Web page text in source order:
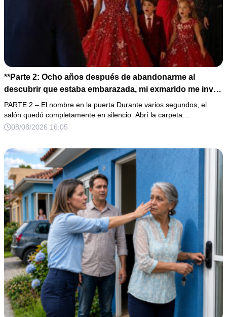
**Parte 2: Ocho años después de abandonarme al
descubrir que estaba embarazada, mi exmarido me invitó
a la cena de Navidad convencido de que podría burlarse
de la mujer a la que creía una fracasada y sin hijos. Lo
que jamás imaginó fue que esa noche sería él quien
PARTE 2 – El nombre en la puerta Durante varios segundos, el
salón quedó completamente en silencio. Abrí la carpeta…
08/08/2026 16:05